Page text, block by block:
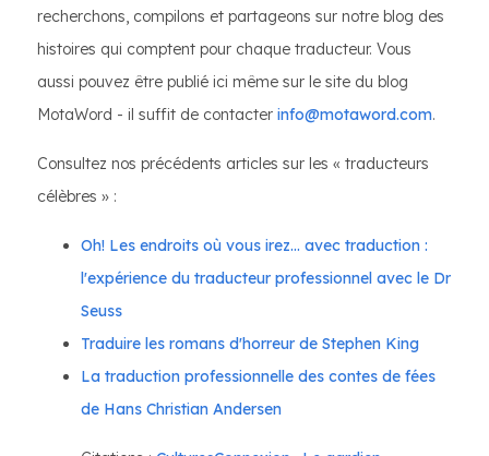
recherchons, compilons et partageons sur notre blog des
histoires qui comptent pour chaque traducteur. Vous
aussi pouvez être publié ici même sur le site du blog
MotaWord - il suffit de contacter info@motaword.com.
Consultez nos précédents articles sur les « traducteurs
célèbres » :
Oh! Les endroits où vous irez... avec traduction :
l'expérience du traducteur professionnel avec le Dr
Seuss
Traduire les romans d'horreur de Stephen King
La traduction professionnelle des contes de fées
de Hans Christian Andersen